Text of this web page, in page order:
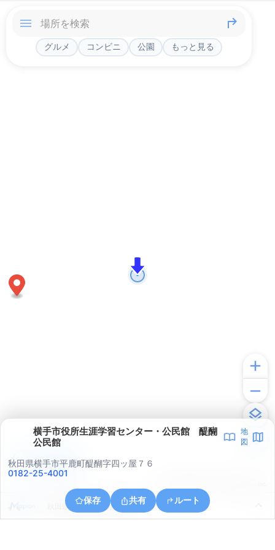
グルメ コンビニ 公園 もっと見る
横手市役所生涯学習センター・公民館 醍醐
公民館
地
図
秋田県横手市平鹿町醍醐字四ッ屋７６
0182-25-4001
保存 共有 ルート
秋田県横手市大屋寺内漆原
アプリで見る